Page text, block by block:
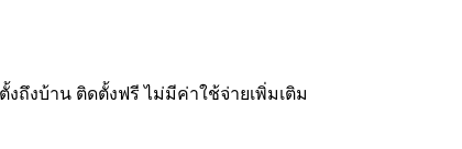
ถึงบ้าน ติดตั้งฟรี ไม่มีค่าใช้จ่ายเพิ่มเติม